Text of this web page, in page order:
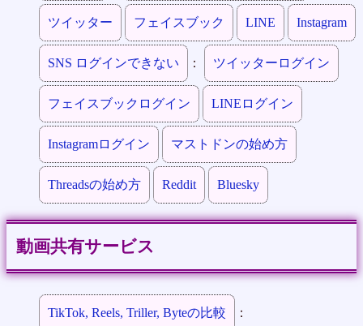
ツイッター フェイスブック LINE Instagram
SNS ログインできない ： ツイッターログイン
フェイスブックログイン LINEログイン
Instagramログイン マストドンの始め方
Threadsの始め方 Reddit Bluesky
動画共有サービス
TikTok, Reels, Triller, Byteの比較 ：